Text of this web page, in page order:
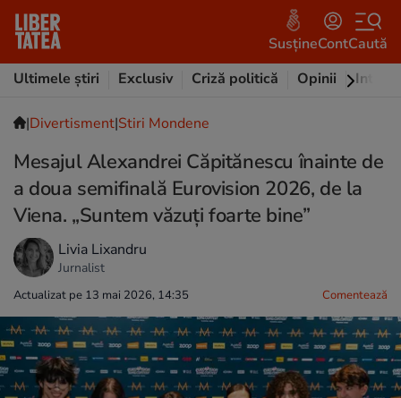
SusțineContCaută
Ultimele știri
Exclusiv Criză politică Opinii
|Divertisment|Stiri Mondene
Mesajul Alexandrei Căpitănescu înainte de
a doua semifinală Eurovision 2026, de la
Viena. „Suntem văzuți foarte bine”
Livia Lixandru
Jurnalist
Actualizat pe 13 mai 2026, 14:35 Comentează